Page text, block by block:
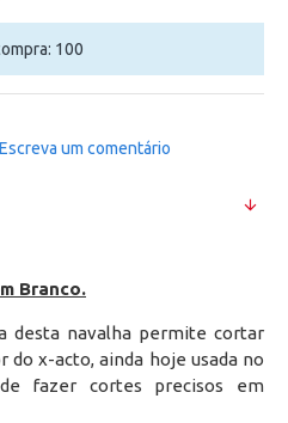
Escreva um comentário
100
Branco.
desta navalha permite cortar
do x-acto, ainda hoje usada no
fazer cortes precisos em